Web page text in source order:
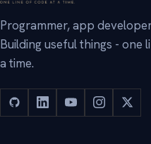
Programmer, app
Building useful things - one
a time.